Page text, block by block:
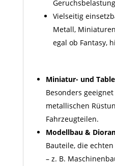
Vielseitig
Metall,
egal ob Fantasy,
Miniatur- und
Besonders
metallischen
Fahrzeugteilen.
Modellbau &
Bauteile, die
– z. B.